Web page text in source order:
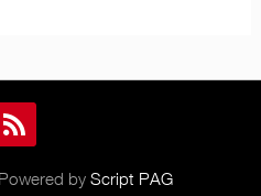
by Script PAG